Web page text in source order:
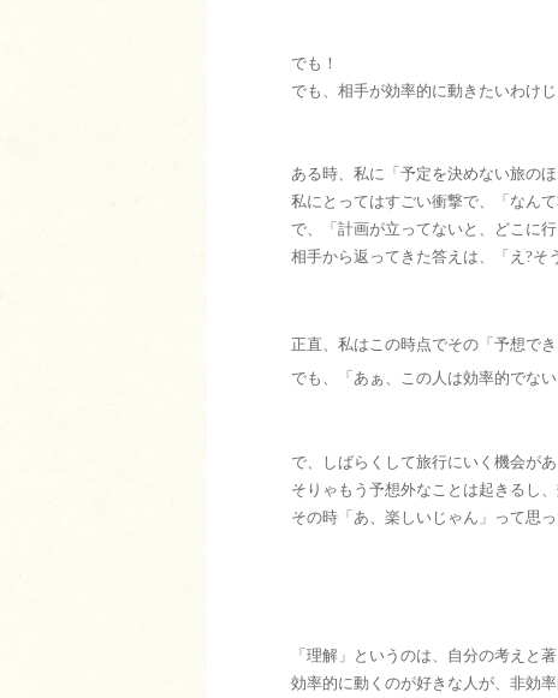
でも！
でも、相手が効率的に動きたいわけ
ある時、私に「予定を決めない旅の
私にとってはすごい衝撃で、「なん
で、「計画が立ってないと、どこに
相手から返ってきた答えは、「え?そ
正直、私はこの時点でその「予想で
でも、「あぁ、この人は効率的でな
で、しばらくして旅行にいく機会が
そりゃもう予想外なことは起きるし
その時「あ、楽しいじゃん」って思
「理解」というのは、自分の考えと
効率的に動くのが好きな人が、非効